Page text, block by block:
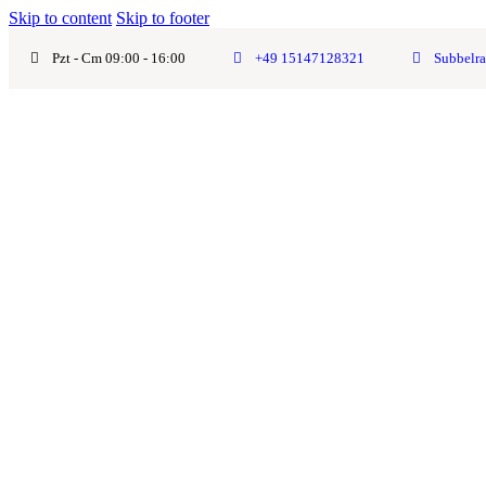
Skip to content Skip to footer
Pzt - Cm 09:00 - 16:00 +49 15147128321